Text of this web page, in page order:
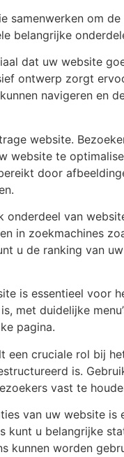
samenwerken om
belangrijke
dat uw website
ontwerp zorgt
navigeren en
website.
website te
door
onderdeel van
in zoekmachines
u de ranking van
is essentieel voor
met duidelijke
pagina.
cruciale rol bij
is.
vast te
van uw website
u belangrijke
kunnen worden